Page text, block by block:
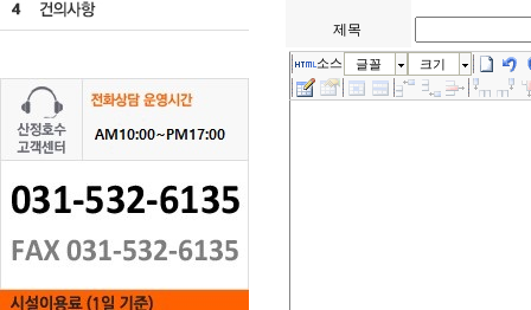
제목
소스 글꼴 크기